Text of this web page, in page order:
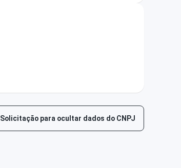
Solicitação para ocultar dados do CNPJ